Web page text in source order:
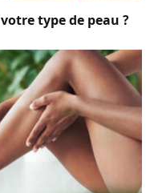
type de peau ?